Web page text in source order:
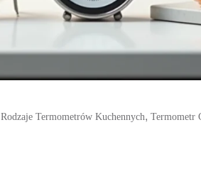
Rodzaje Termometrów Kuchennych, Termometr